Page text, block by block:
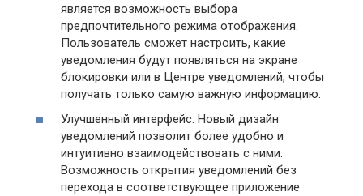
является возможность выбора
предпочтительного режима отображения.
Пользователь сможет настроить, какие
уведомления будут появляться на экране
блокировки или в Центре уведомлений, чтобы
получать только самую важную информацию.
Улучшенный интерфейс: Новый дизайн
уведомлений позволит более удобно и
интуитивно взаимодействовать с ними.
Возможность открытия уведомлений без
перехода в соответствующее приложение